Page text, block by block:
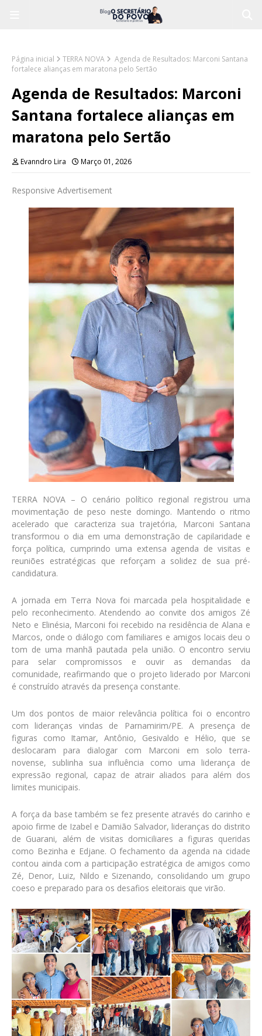
Página inicial TERRA NOVA
Agenda de Resultados: Marconi Santana
fortalece alianças em maratona pelo Sertão
Agenda de Resultados: Marconi
Santana fortalece alianças em
maratona pelo Sertão
Evanndro Lira Março 01, 2026
Responsive Advertisement
TERRA NOVA – O cenário político regional registrou uma
movimentação de peso neste domingo. Mantendo o ritmo
acelerado que caracteriza sua trajetória, Marconi Santana
transformou o dia em uma demonstração de capilaridade e
força política, cumprindo uma extensa agenda de visitas e
reuniões estratégicas que reforçam a solidez de sua pré-
candidatura.
A jornada em Terra Nova foi marcada pela hospitalidade e
pelo reconhecimento. Atendendo ao convite dos amigos Zé
Neto e Elinésia, Marconi foi recebido na residência de Alana e
Marcos, onde o diálogo com familiares e amigos locais deu o
tom de uma manhã pautada pela união. O encontro serviu
para selar compromissos e ouvir as demandas da
comunidade, reafirmando que o projeto liderado por Marconi
é construído através da presença constante.
Um dos pontos de maior relevância política foi o encontro
com lideranças vindas de Parnamirim/PE. A presença de
figuras como Itamar, Antônio, Gesivaldo e Hélio, que se
deslocaram para dialogar com Marconi em solo terra-
novense, sublinha sua influência como uma liderança de
expressão regional, capaz de atrair aliados para além dos
limites municipais.
A força da base também se fez presente através do carinho e
apoio firme de Izabel e Damião Salvador, lideranças do distrito
de Guarani, além de visitas domiciliares a figuras queridas
como Bezinha e Edjane. O fechamento da agenda na cidade
contou ainda com a participação estratégica de amigos como
Zé, Denor, Luiz, Nildo e Sizenando, consolidando um grupo
coeso e preparado para os desafios eleitorais que virão.